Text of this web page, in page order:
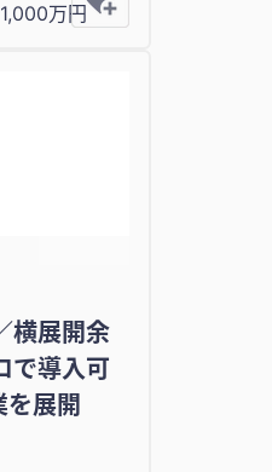
万円
横展開余
で導入可
展開